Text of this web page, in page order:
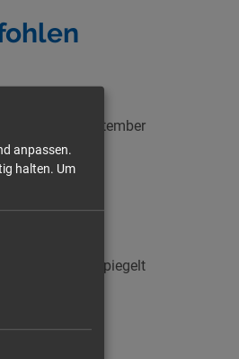
Mitte September
haben eine
wurden. Das spiegelt
anpassen.
halten. Um